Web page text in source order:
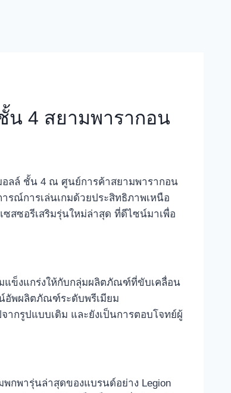
น 4 สยามพารากอน
อลล์ ชั้น 4 ณ ศูนย์การค้าสยามพารากอน
รณ์การเล่นเกมด้วยประสิทธิภาพเหนือ
ซสซอรีเสริมรุ่นใหม่ล่าสุด ที่ดีไซน์มาเพื่อ
แข็งแกร่งให้กับกลุ่มผลิตภัณฑ์ที่ขับเคลื่อน
อัพผลิตภัณฑ์ระดับพรีเมียม
ากรูปแบบเดิม และยังเป็นการตอบโจทย์ผู้
พกพารุ่นล่าสุดของแบรนด์อย่าง Legion